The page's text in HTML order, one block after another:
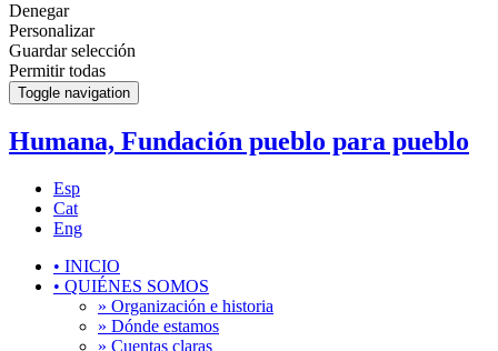
Denegar
Personalizar
Guardar selección
Permitir todas
Toggle navigation
Humana, Fundación pueblo para pueblo
Esp
Cat
Eng
• INICIO
• QUIÉNES SOMOS
» Organización e historia
» Dónde estamos
» Cuentas claras